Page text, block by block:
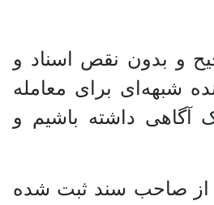
و بدون نقص اسناد و
شبهه‌ای برای معامله
آگاهی داشته باشیم و
از صاحب سند ثبت شده